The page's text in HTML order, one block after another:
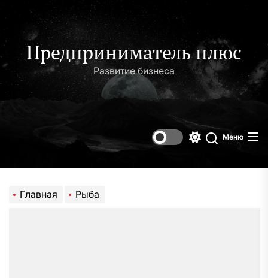
содержимому
Предприниматель плюс
Развитие бизнеса
Поиск
Меню
Главная Рыба